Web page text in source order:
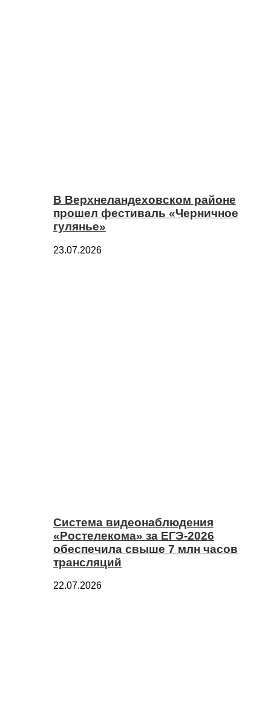
В Верхнеландеховском районе
прошел фестиваль «Черничное
гулянье»
23.07.2026
Система видеонаблюдения
«Ростелекома» за ЕГЭ-2026
обеспечила свыше 7 млн часов
трансляций
22.07.2026